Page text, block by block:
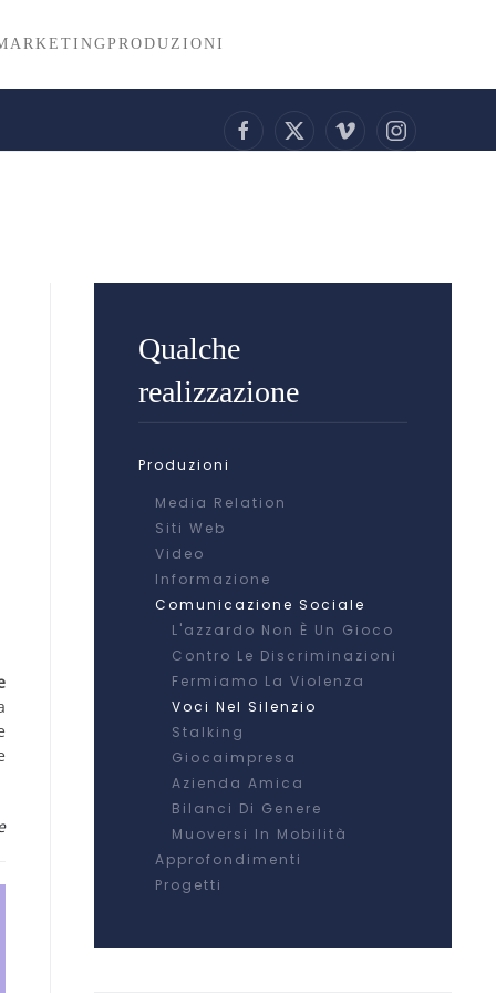
PRODUZIONI
Qualche
realizzazione
Produzioni
Media Relation
Siti Web
Video
Informazione
Comunicazione Sociale
L'azzardo Non È Un Gioco
Contro Le Discriminazioni
Fermiamo La Violenza
Voci Nel Silenzio
Stalking
Giocaimpresa
Azienda Amica
Bilanci Di Genere
Muoversi In Mobilità
Approfondimenti
Progetti